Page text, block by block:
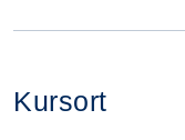
Kursort